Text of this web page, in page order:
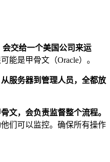
交给一个美国公司来运
能是甲骨文（Oracle）。
服务器到管理人员，全都放
文，会负责监督整个流程。
们可以监控。确保所有操作